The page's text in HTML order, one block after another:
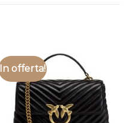
In offerta!